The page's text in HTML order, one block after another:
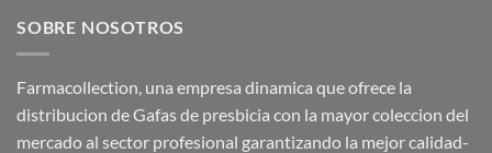
SOBRE NOSOTROS
Farmacollection, una empresa dinamica que ofrece la
distribucion de Gafas de presbicia con la mayor coleccion del
mercado al sector profesional garantizando la mejor calidad-